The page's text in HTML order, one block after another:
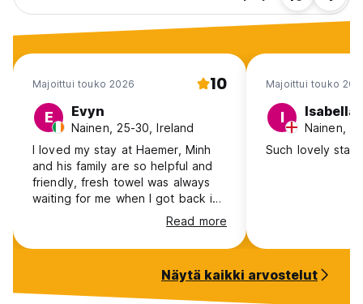
Majoittui touko 2026 10
E Evyn
Nainen, 25-30, Ireland
I loved my stay at Haemer, Minh
and his family are so helpful and
friendly, fresh towel was always
waiting for me when I got back in
the afternoon, the space is
peaceful and quiet, most people
are working remotely in common
chill vibe, the location was lovely,
a beautiful river with boats out
Read more
Majoittui touko
I Isabella
Nainen,
Such lovely
Näytä kaikki arvostelut